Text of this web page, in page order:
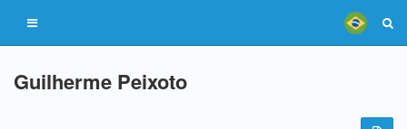
Guilherme Peixoto